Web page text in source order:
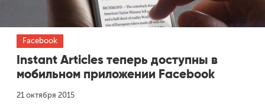
Facebook
Instant Articles теперь доступны в
мобильном приложении Facebook
21 октября 2015